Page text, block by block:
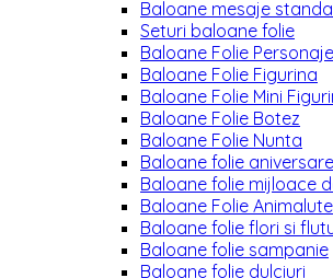
Baloane mesaje
Seturi baloane folie
Baloane Folie
Baloane Folie Figurina
Baloane Folie Mini
Baloane Folie Botez
Baloane Folie Nunta
Baloane folie aniversare
Baloane folie mijloace
Baloane Folie Animalute
Baloane folie flori si
Baloane folie sampanie
Baloane folie dulciuri